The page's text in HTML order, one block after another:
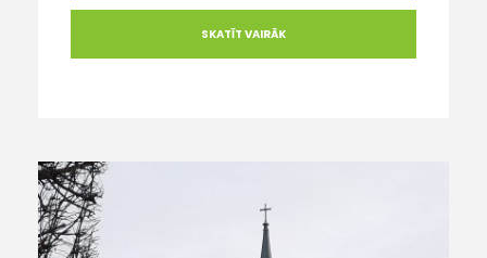
SKATĪT VAIRĀK